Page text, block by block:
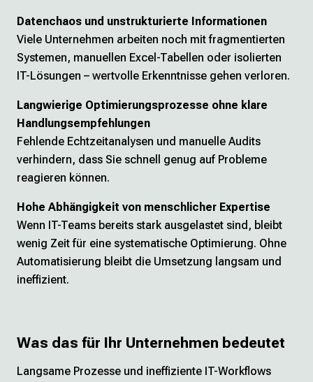
Datenchaos und unstrukturierte Informationen
Viele Unternehmen arbeiten noch mit fragmentierten
Systemen, manuellen Excel-Tabellen oder isolierten
IT-Lösungen – wertvolle Erkenntnisse gehen verloren.
Langwierige Optimierungsprozesse ohne klare
Handlungsempfehlungen
Fehlende Echtzeitanalysen und manuelle Audits
verhindern, dass Sie schnell genug auf Probleme
reagieren können.
Hohe Abhängigkeit von menschlicher Expertise
Wenn IT-Teams bereits stark ausgelastet sind, bleibt
wenig Zeit für eine systematische Optimierung. Ohne
Automatisierung bleibt die Umsetzung langsam und
ineffizient.
Was das für Ihr Unternehmen bedeutet
Langsame Prozesse und ineffiziente IT-Workflows